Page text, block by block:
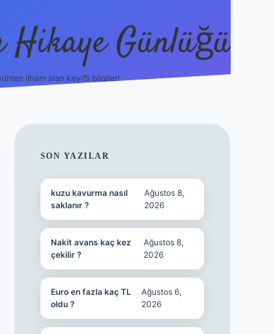
Hikaye Günlüğü
ilham alan keyifli bilgiler!
SIDEBAR
SON YAZILAR
kuzu kavurma nasıl
saklanır ?
Ağustos 8,
2026
Nakit avans kaç kez
çekilir ?
Ağustos 8,
2026
Euro en fazla kaç TL
oldu ?
Ağustos 6,
2026
betbox giriş